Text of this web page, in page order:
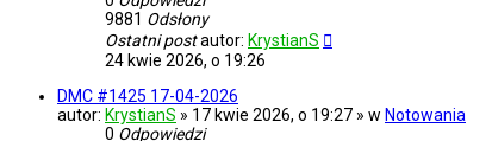
9881 Odsłony
Ostatni postautor: KrystianS
24 kwie 2026, o 19:26
DMC #1425 17-04-2026
autor: KrystianS » 17 kwie 2026, o 19:27 » w Notowania
0 Odpowiedzi